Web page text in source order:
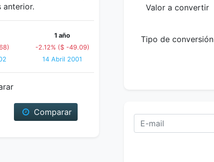
anterior.
1 año
-2.12% ($ -49.09)
14 Abril 2001
Comparar
Valor a convertir
Tipo de conversión